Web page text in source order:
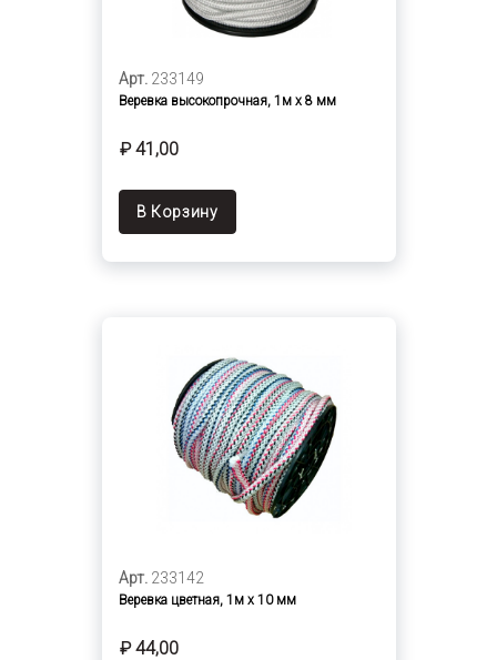
Арт. 233149
Веревка высокопрочная, 1м х 8 мм
₽ 41,00
В Корзину
Арт. 233142
Веревка цветная, 1м х 10 мм
₽ 44,00